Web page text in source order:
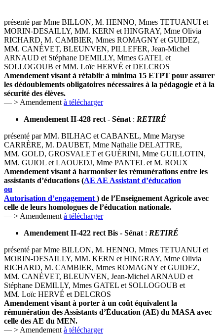
présenté par Mme BILLON, M. HENNO, Mmes TETUANUI et
MORIN-DESAILLY, MM. KERN et HINGRAY, Mme Olivia
RICHARD, M. CAMBIER, Mmes ROMAGNY et GUIDEZ,
MM. CANÉVET, BLEUNVEN, PILLEFER, Jean-Michel
ARNAUD et Stéphane DEMILLY, Mmes GATEL et
SOLLOGOUB et MM. Loïc HERVÉ et DELCROS
Amendement visant à rétablir à minima 15 ETPT pour assurer
les dédoublements obligatoires nécessaires à la pédagogie et à la
sécurité des élèves.
— > Amendement à télécharger
Amendement II-428 rect - Sénat : RETIRÉ
présenté par MM. BILHAC et CABANEL, Mme Maryse
CARRÈRE, M. DAUBET, Mme Nathalie DELATTRE,
MM. GOLD, GROSVALET et GUÉRINI, Mme GUILLOTIN,
MM. GUIOL et LAOUEDJ, Mme PANTEL et M. ROUX
Amendement visant à harmoniser les rémunérations entre les
assistants d’éducations (AE AE Assistant d’éducation
ou
Autorisation d’engagement ) de l’Enseignement Agricole avec
celle de leurs homologues de l’éducation nationale.
— > Amendement à télécharger
Amendement II-422 rect Bis - Sénat : RETIRÉ
présenté par Mme BILLON, M. HENNO, Mmes TETUANUI et
MORIN-DESAILLY, MM. KERN et HINGRAY, Mme Olivia
RICHARD, M. CAMBIER, Mmes ROMAGNY et GUIDEZ,
MM. CANÉVET, BLEUNVEN, Jean-Michel ARNAUD et
Stéphane DEMILLY, Mmes GATEL et SOLLOGOUB et
MM. Loïc HERVÉ et DELCROS
Amendement visant à porter à un coût équivalent la
rémunération des Assistants d’Éducation (AE) du MASA avec
celle des AE du MEN.
— > Amendement à télécharger